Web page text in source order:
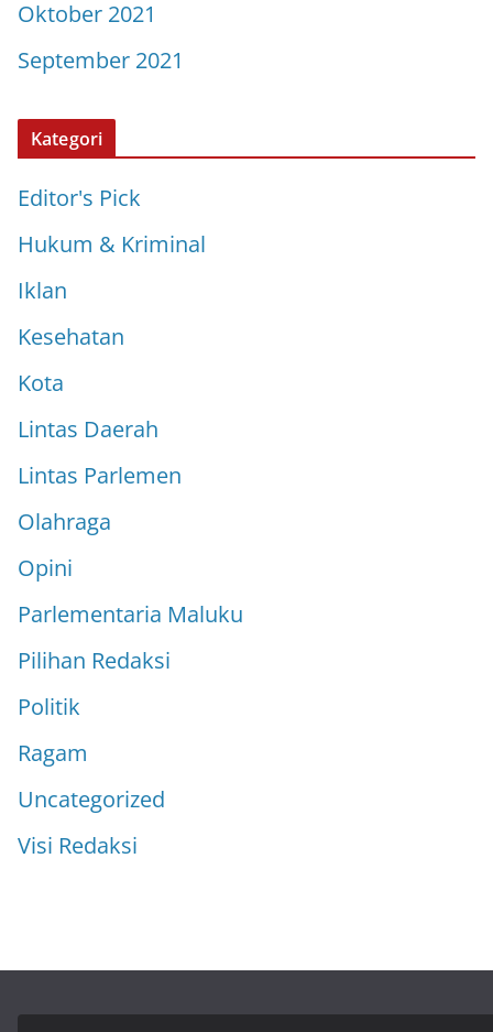
Oktober 2021
September 2021
Kategori
Editor's Pick
Hukum & Kriminal
Iklan
Kesehatan
Kota
Lintas Daerah
Lintas Parlemen
Olahraga
Opini
Parlementaria Maluku
Pilihan Redaksi
Politik
Ragam
Uncategorized
Visi Redaksi